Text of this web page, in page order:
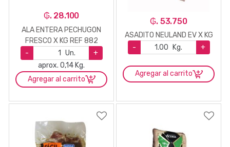
₲. 28.100
ALA ENTERA PECHUGON
FRESCO X KG REF 882
-
Un.
+
aprox. 0,14 Kg.
Agregar al carrito
₲. 53.750
ASADITO NEULAND EV X KG
-
Kg. +
Agregar al carrito